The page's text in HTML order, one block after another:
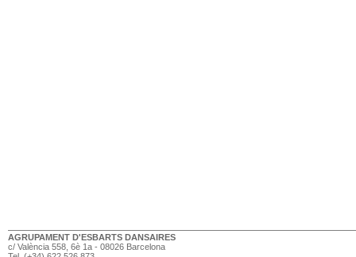
AGRUPAMENT D'ESBARTS DANSAIRES
c/ València 558, 6è 1a - 08026 Barcelona